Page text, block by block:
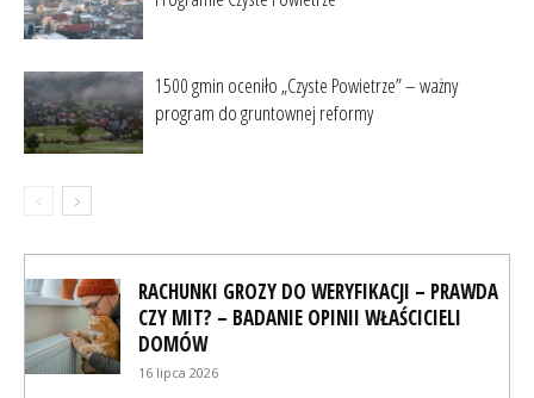
1500 gmin oceniło „Czyste Powietrze” – ważny
program do gruntownej reformy
RACHUNKI GROZY DO WERYFIKACJI – PRAWDA
CZY MIT? – BADANIE OPINII WŁAŚCICIELI
DOMÓW
16 lipca 2026